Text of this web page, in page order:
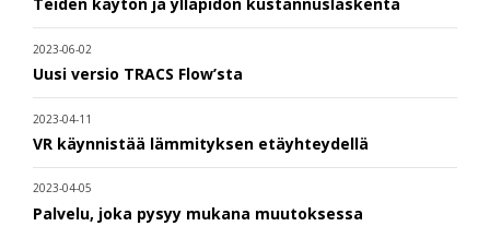
2023-06-02
Uusi versio TRACS Flow’sta
2023-04-11
VR käynnistää lämmityksen etäyhteydellä
2023-04-05
Palvelu, joka pysyy mukana muutoksessa